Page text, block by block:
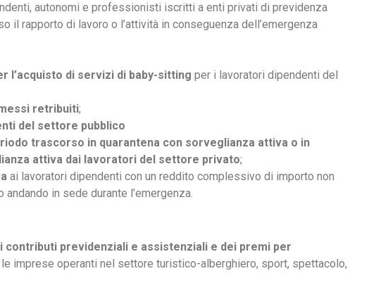
autonomi e professionisti iscritti a enti privati di previdenza
il rapporto di lavoro o l’attività in conseguenza dell’emergenza
l’acquisto di servizi di baby-sitting per i lavoratori dipendenti del
retribuiti;
del settore pubblico
trascorso in quarantena con sorveglianza attiva o in
attiva dai lavoratori del settore privato;
ai lavoratori dipendenti con un reddito complessivo di importo non
in sede durante l’emergenza.
previdenziali e assistenziali e dei premi per
imprese operanti nel settore turistico-alberghiero, sport, spettacolo,